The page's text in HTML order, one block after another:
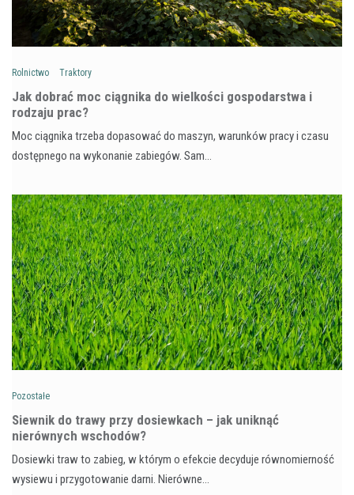
Rolnictwo Traktory
Jak dobrać moc ciągnika do wielkości gospodarstwa i
rodzaju prac?
Moc ciągnika trzeba dopasować do maszyn, warunków pracy i czasu
dostępnego na wykonanie zabiegów. Sam…
Pozostałe
Siewnik do trawy przy dosiewkach – jak uniknąć
nierównych wschodów?
Dosiewki traw to zabieg, w którym o efekcie decyduje równomierność
wysiewu i przygotowanie darni. Nierówne…